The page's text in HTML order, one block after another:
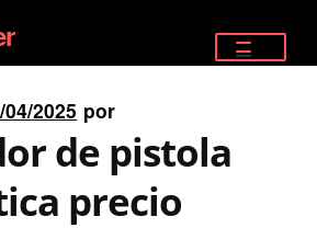
04/2025 por
de pistola
precio